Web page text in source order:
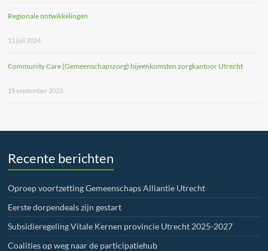
Regionale ontwikkelingen
11 juli 2024
Community Care (Gemeenschapszorg) bijeenkomsten zorgkantoor Utrecht
19 september 2023
Recente berichten
Oproep voortzetting Gemeenschaps Alliantie Utrecht
Eerste dorpendeals zijn gestart
Subsidieregeling Vitale Kernen provincie Utrecht 2025-2027
Coalities op weg naar de participatiehub